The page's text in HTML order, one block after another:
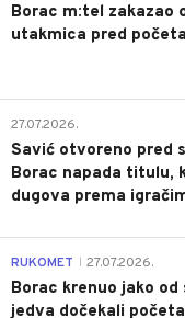
Borac m:tel zakazao
utakmica pred
27.07.2026.
Savić otvoreno pred
Borac napada titulu,
dugova prema
RUKOMET 27.07.2026.
Borac krenuo jako
jedva dočekali